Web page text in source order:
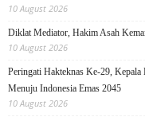
10 August 2026
Diklat Mediator, Hakim Asah
10 August 2026
Peringati Hakteknas Ke-29,
Menuju Indonesia Emas 2045
10 August 2026